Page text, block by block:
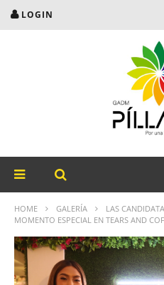
LOGIN
HOME GALERÍA
LAS
MOMENTO ESPECIAL EN TEARS AND